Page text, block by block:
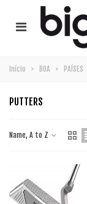
Início > BOA > PAÍSES
PUTTERS
Name, A to Z